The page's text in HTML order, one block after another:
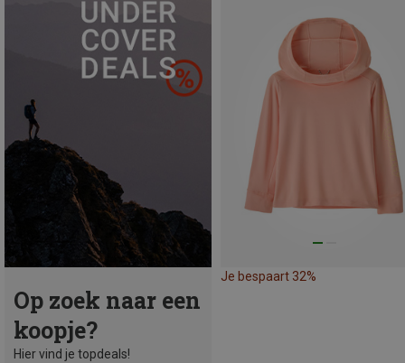
Op zoek naar een
koopje?
Hier vind je topdeals!
Je bespaart 32%